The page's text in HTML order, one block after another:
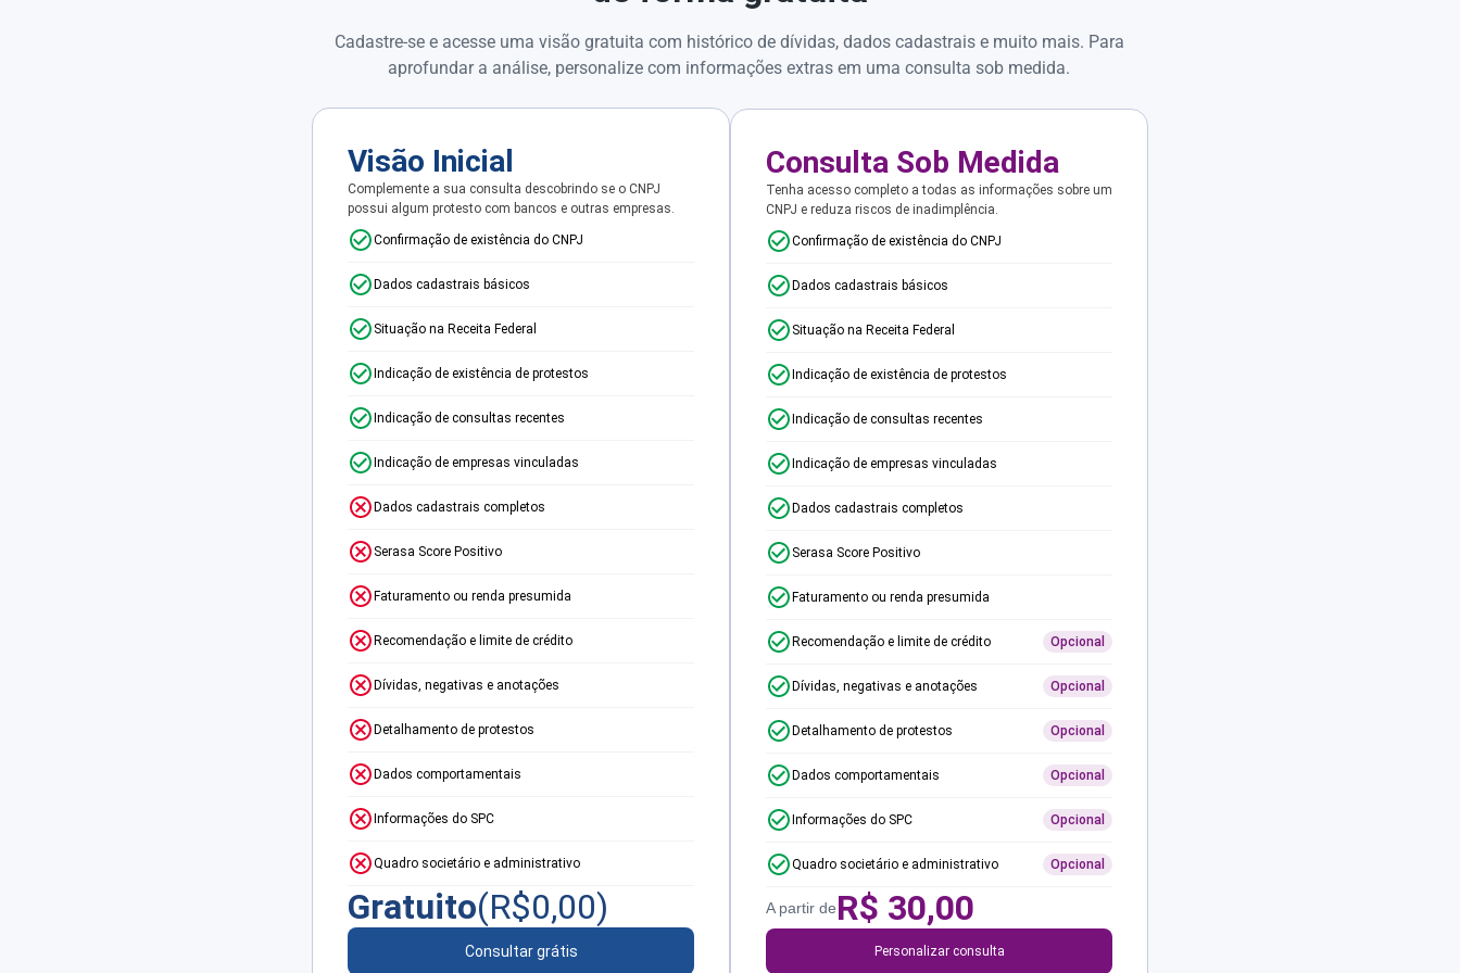
Cadastre-se e acesse uma visão gratuita com histórico de dívidas, dados cadastrais e muito mais. Para
aprofundar a análise, personalize com informações extras em uma consulta sob medida.
Visão Inicial
Complemente a sua consulta descobrindo se o CNPJ
possui algum protesto com bancos e outras empresas.
Confirmação de existência do CNPJ
Dados cadastrais básicos
Situação na Receita Federal
Indicação de existência de protestos
Indicação de consultas recentes
Indicação de empresas vinculadas
Dados cadastrais completos
Serasa Score Positivo
Faturamento ou renda presumida
Recomendação e limite de crédito
Dívidas, negativas e anotações
Detalhamento de protestos
Dados comportamentais
Informações do SPC
Quadro societário e administrativo
Gratuito(R$0,00)
Consultar grátis
Consulta Sob Medida
Tenha acesso completo a todas as informações sobre um
CNPJ e reduza riscos de inadimplência.
Confirmação de existência do CNPJ
Dados cadastrais básicos
Situação na Receita Federal
Indicação de existência de protestos
Indicação de consultas recentes
Indicação de empresas vinculadas
Dados cadastrais completos
Serasa Score Positivo
Faturamento ou renda presumida
Recomendação e limite de crédito Opcional
Dívidas, negativas e anotações Opcional
Detalhamento de protestos Opcional
Dados comportamentais Opcional
Informações do SPC Opcional
Quadro societário e administrativo Opcional
A partir deR$ 30,00
Personalizar consulta